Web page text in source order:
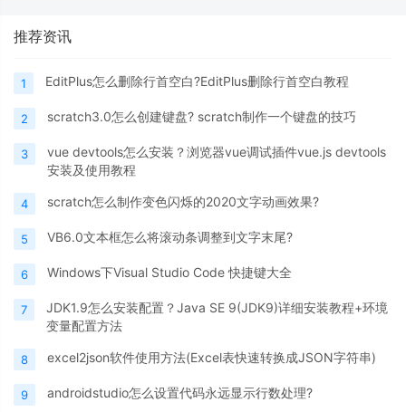
推荐资讯
1 EditPlus怎么删除行首空白?EditPlus删除行首空白教程
2 scratch3.0怎么创建键盘? scratch制作一个键盘的技巧
3
vue devtools怎么安装？浏览器vue调试插件vue.js devtools
安装及使用教程
4 scratch怎么制作变色闪烁的2020文字动画效果?
5 VB6.0文本框怎么将滚动条调整到文字末尾?
6 Windows下Visual Studio Code 快捷键大全
7
JDK1.9怎么安装配置？Java SE 9(JDK9)详细安装教程+环境
变量配置方法
8 excel2json软件使用方法(Excel表快速转换成JSON字符串)
9 androidstudio怎么设置代码永远显示行数处理?